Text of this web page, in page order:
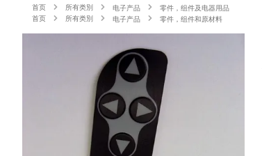
首页 所有类別 电子产品
零件，组件及电器用品
首页
所有类別 电子产品 零件，组件和原材料